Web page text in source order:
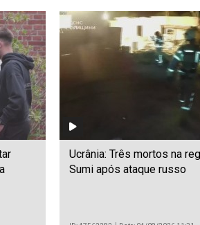
Ucrânia: Três mortos na
Sumi após ataque russo